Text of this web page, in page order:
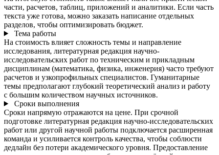
части, расчетов, таблиц, приложений и аналитики. Если часть
текста уже готова, можно заказать написание отдельных
разделов, чтобы оптимизировать бюджет.
Тема работы
На стоимость влияет сложность темы и направление
исследования, литературная редакция научно-
исследовательских работ по техническим и прикладным
дисциплинам (математика, физика, инженерия) часто требуют
расчетов и узкопрофильных специалистов. Гуманитарные
темы предполагают глубокий теоретический анализ и работу
с большим количеством научных источников.
Сроки выполнения
Сроки напрямую отражаются на цене. При срочной
подготовке литературная редакция научно-исследовательских
работ или другой научной работы подключается расширенная
команда и усиливается контроль качества, чтобы соблюсти
дедлайн без потери академического уровня. Предоставление